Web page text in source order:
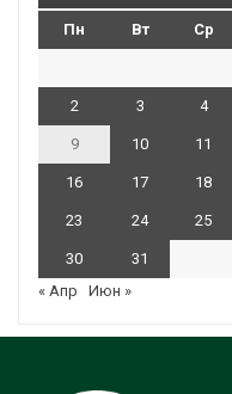
Пн Вт Ср
2 3 4
9 10 11
16 17 18
23 24 25
30
31
« Апр
Июн »